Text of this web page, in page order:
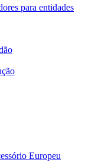
para entidades
Europeu